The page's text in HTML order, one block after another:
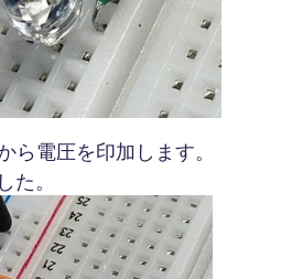
ら電圧を印加します。
。